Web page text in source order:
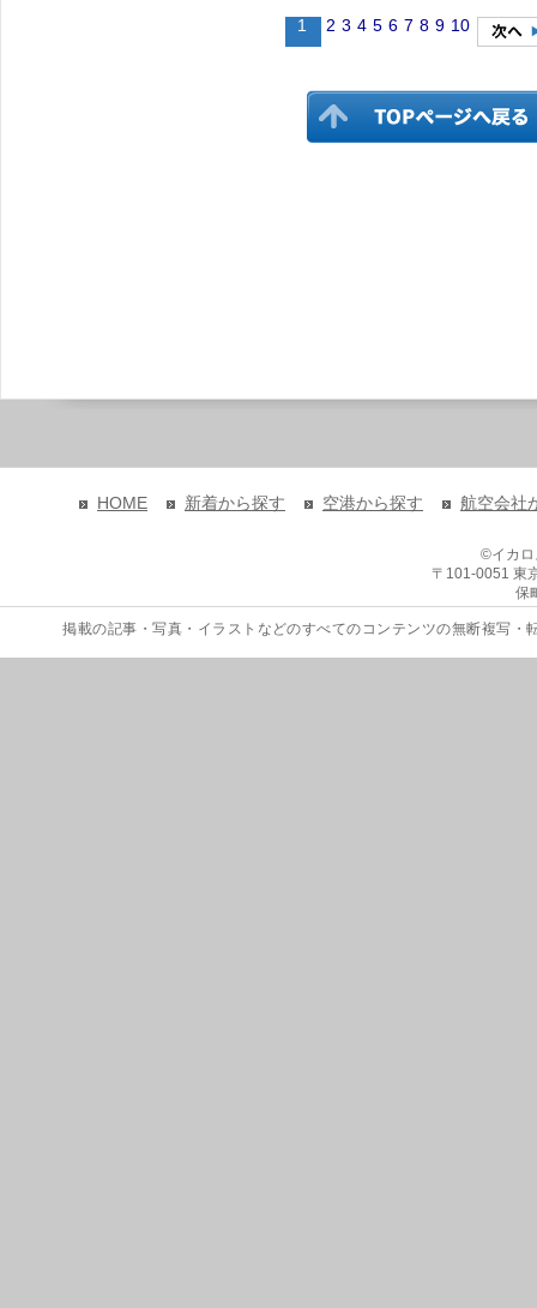
1 2 3 4 5 6 7 8 9 10
HOME 新着から探す 空港から探す 航空会社
©イカ
〒101-0051 東
保
掲載の記事・写真・イラストなどのすべてのコンテンツの無断複